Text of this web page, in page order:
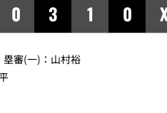
0 3 1 0
審(一)：山村裕